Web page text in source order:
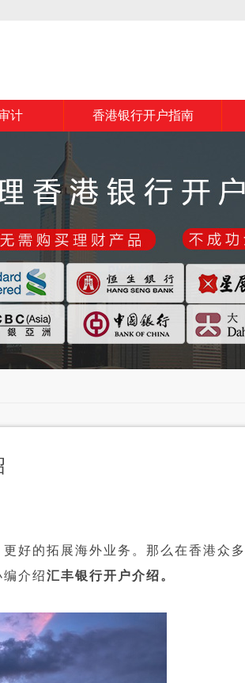
计 香港银行开户指南
好的拓展海外业务。那么在香港众多
介绍汇丰银行开户介绍。